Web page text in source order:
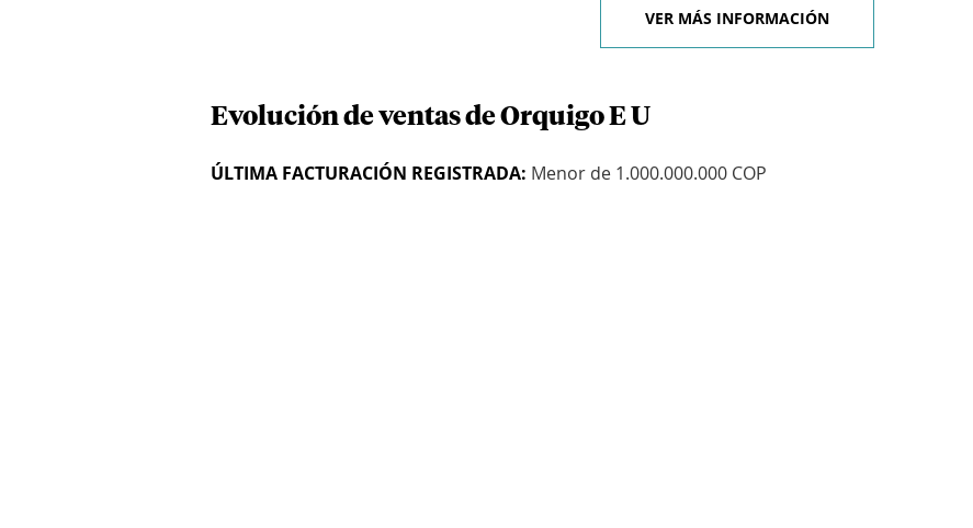
VER MÁS INFORMACIÓN
Evolución de ventas de Orquigo E U
ÚLTIMA FACTURACIÓN REGISTRADA: Menor de 1.000.000.000 COP